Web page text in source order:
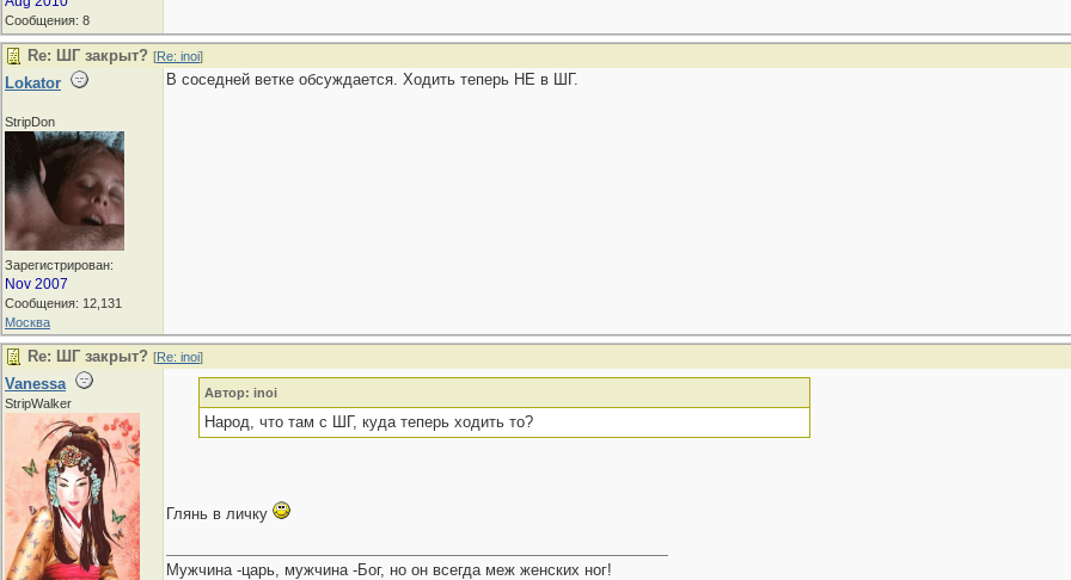
Сообщения: 8
Re: ШГ закрыт? [Re: inoi]
Lokator
StripDon
Зарегистрирован:
Nov 2007
Сообщения: 12,131
Москва
В соседней ветке обсуждается. Ходить теперь НЕ в ШГ.
Re: ШГ закрыт? [Re: inoi]
Vanessa
StripWalker
Автор: inoi
Народ, что там с ШГ, куда теперь ходить то?
Глянь в личку
Мужчина -царь, мужчина -Бог, но он всегда меж женских ног!